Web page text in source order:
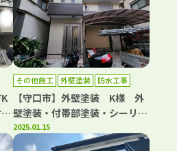
その他施工 外壁塗装 防水工事
【守口市】外壁塗装 K様 外
壁塗装・付帯部塗装・シーリン
グ工事・防水工事・屋根カバー
工法 アビリティペイント
2025.01.15